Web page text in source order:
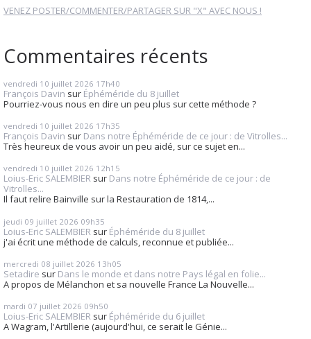
VENEZ POSTER/COMMENTER/PARTAGER SUR "X" AVEC NOUS !
Commentaires récents
vendredi 10 juillet 2026 17h40
François Davin sur Éphéméride du 8 juillet
Pourriez-vous nous en dire un peu plus sur cette méthode ?
vendredi 10 juillet 2026 17h35
François Davin sur Dans notre Éphéméride de ce jour : de Vitrolles...
Très heureux de vous avoir un peu aidé, sur ce sujet en...
vendredi 10 juillet 2026 12h15
Loius-Eric SALEMBIER sur Dans notre Éphéméride de ce jour : de
Vitrolles...
Il faut relire Bainville sur la Restauration de 1814,...
jeudi 09 juillet 2026 09h35
Loius-Eric SALEMBIER sur Éphéméride du 8 juillet
j'ai écrit une méthode de calculs, reconnue et publiée...
mercredi 08 juillet 2026 13h05
Setadire sur Dans le monde et dans notre Pays légal en folie...
A propos de Mélanchon et sa nouvelle France La Nouvelle...
mardi 07 juillet 2026 09h50
Loius-Eric SALEMBIER sur Éphéméride du 6 juillet
A Wagram, l'Artillerie (aujourd'hui, ce serait le Génie...